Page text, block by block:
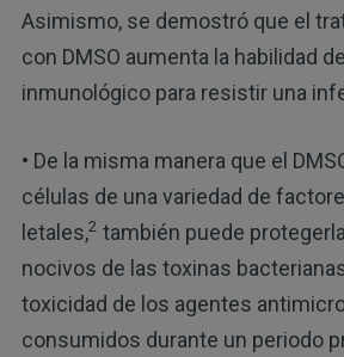
Asimismo, se demostró que el
con DMSO aumenta la habilidad
inmunológico para resistir una
• De la misma manera que el
células de una variedad de
letales,2 también puede
nocivos de las toxinas
toxicidad de los agentes
consumidos durante un periodo